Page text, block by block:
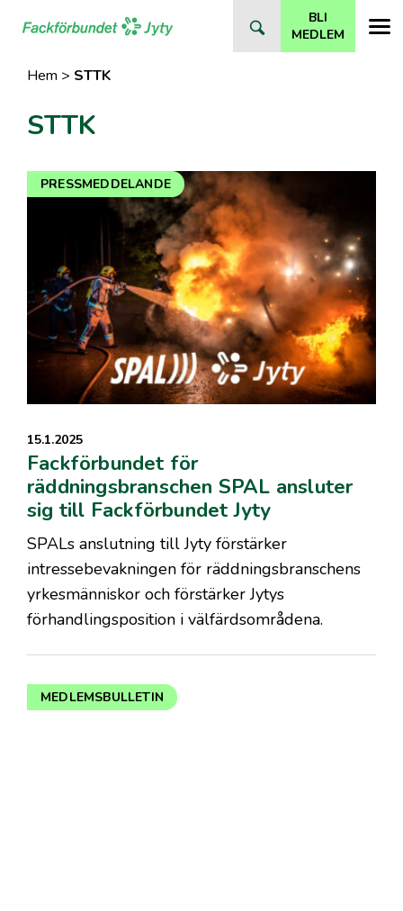
BLI
MEDLEM
Hem > STTK
STTK
PRESSMEDDELANDE
15.1.2025
Fackförbundet för
räddningsbranschen SPAL ansluter
sig till Fackförbundet Jyty
SPALs anslutning till Jyty förstärker
intressebevakningen för räddningsbranschens
yrkesmänniskor och förstärker Jytys
förhandlingsposition i välfärdsområdena.
MEDLEMSBULLETIN